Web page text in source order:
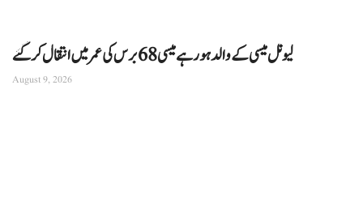
لیونل میسی کے والد ہورہے میسی 68 برس کی عمر میں انتقال کرگئے
August 9, 2026